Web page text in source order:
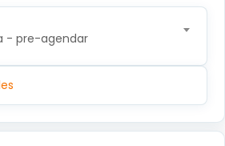
- pre-agendar